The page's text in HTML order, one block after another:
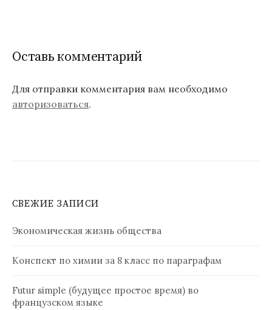
Оставь комментарий
Для отправки комментария вам необходимо
авторизоваться.
СВЕЖИЕ ЗАПИСИ
Экономическая жизнь общества
Конспект по химии за 8 класс по параграфам
Futur simple (будущее простое время) во
французском языке